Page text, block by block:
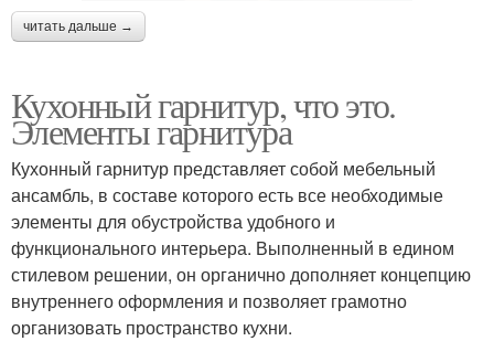
читать дальше →
Кухонный гарнитур, что это.
Элементы гарнитура
Кухонный гарнитур представляет собой мебельный
ансамбль, в составе которого есть все необходимые
элементы для обустройства удобного и
функционального интерьера. Выполненный в едином
стилевом решении, он органично дополняет концепцию
внутреннего оформления и позволяет грамотно
организовать пространство кухни.